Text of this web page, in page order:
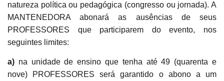
natureza política ou pedagógica (congresso ou jornada). A
MANTENEDORA abonará as ausências de seus
PROFESSORES que participarem do evento, nos
seguintes limites:
a) na unidade de ensino que tenha até 49 (quarenta e
nove) PROFESSORES será garantido o abono a um